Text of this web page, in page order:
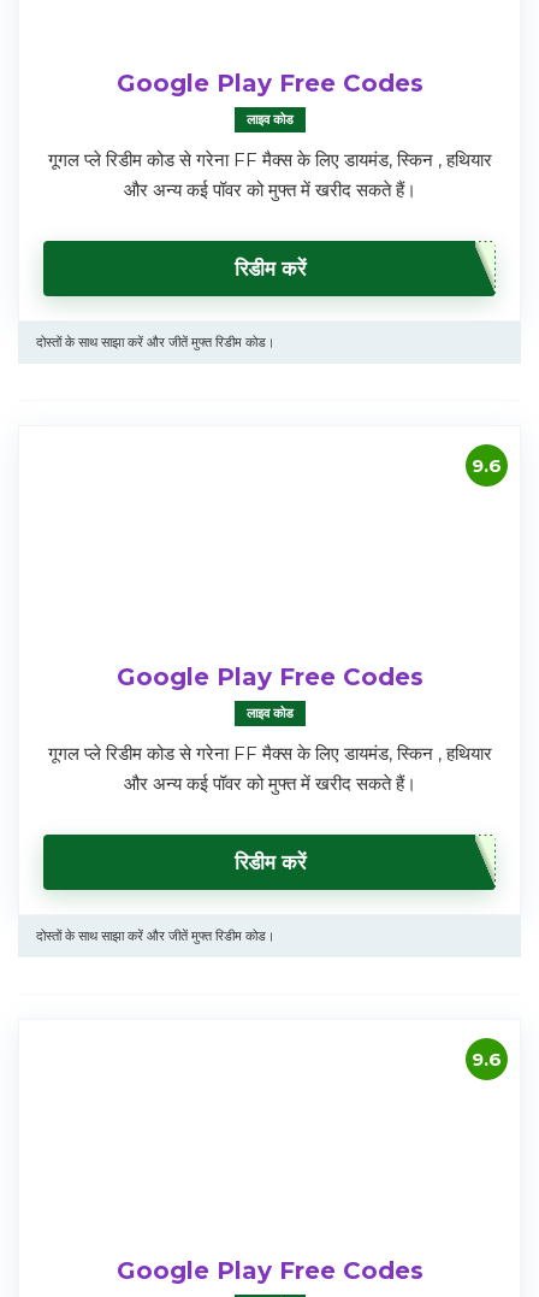
Google Play Free Codes
लाइव कोड
गूगल प्ले रिडीम कोड से गरेना FF मैक्स के लिए डायमंड, स्किन , हथियार
और अन्य कई पॉवर को मुफ्त में खरीद सकते हैं।
रिडीम करें
दोस्तों के साथ साझा करें और जीतें मुफ्त रिडीम कोड।
9.6
Google Play Free Codes
लाइव कोड
गूगल प्ले रिडीम कोड से गरेना FF मैक्स के लिए डायमंड, स्किन , हथियार
और अन्य कई पॉवर को मुफ्त में खरीद सकते हैं।
रिडीम करें
दोस्तों के साथ साझा करें और जीतें मुफ्त रिडीम कोड।
9.6
Google Play Free Codes